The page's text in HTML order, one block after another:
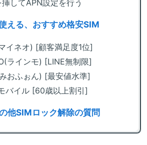
してAPN設定を行う
える、おすすめ格安SIM
イネオ) [顧客満足度1位]
ラインモ) [LINE無制限]
おふぉん) [最安値水準]
バイル [60歳以上割引]
他SIMロック解除の質問